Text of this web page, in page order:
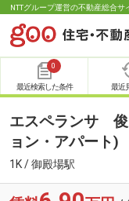
NTTグループ運営の不動産総合サ
0
最近検索した条件 最近
エスペランサ 俊
ョン・アパート)
1K / 御殿場駅